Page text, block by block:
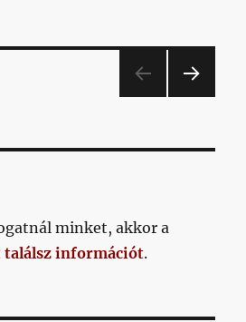
OLD
minket, akkor a
információt.